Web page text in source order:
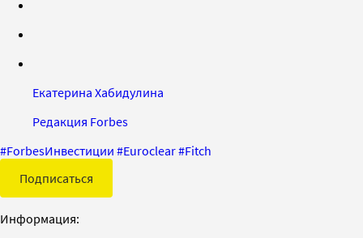
Екатерина Хабидулина
Редакция Forbes
#ForbesИнвестиции #Euroclear#Fitch
Подписаться
Информация: